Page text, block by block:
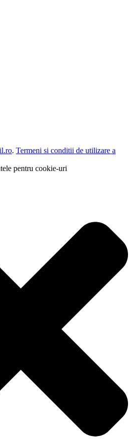
. Termeni si conditii de utilizare a
pentru cookie-uri